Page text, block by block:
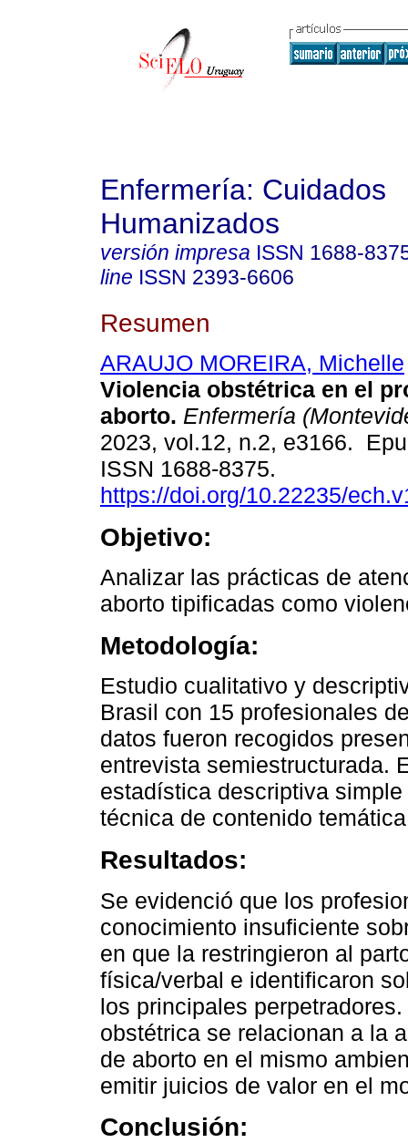
Enfermería: Cuidados
Humanizados
versión impresa ISSN 1688-
line ISSN 2393-6606
Resumen
ARAUJO MOREIRA, Michelle
Violencia obstétrica en el
aborto. Enfermería
2023, vol.12, n.2, e3166.
ISSN 1688-8375.
https://doi.org/10.22235/
Objetivo:
Analizar las prácticas de
aborto tipificadas como
Metodología:
Estudio cualitativo y
Brasil con 15 profesionales
datos fueron recogidos
entrevista semiestructurada.
estadística descriptiva
técnica de contenido
Resultados:
Se evidenció que los
conocimiento insuficiente
en que la restringieron al
física/verbal e identificaron
los principales
obstétrica se relacionan a la
de aborto en el mismo
emitir juicios de valor en el
Conclusión: